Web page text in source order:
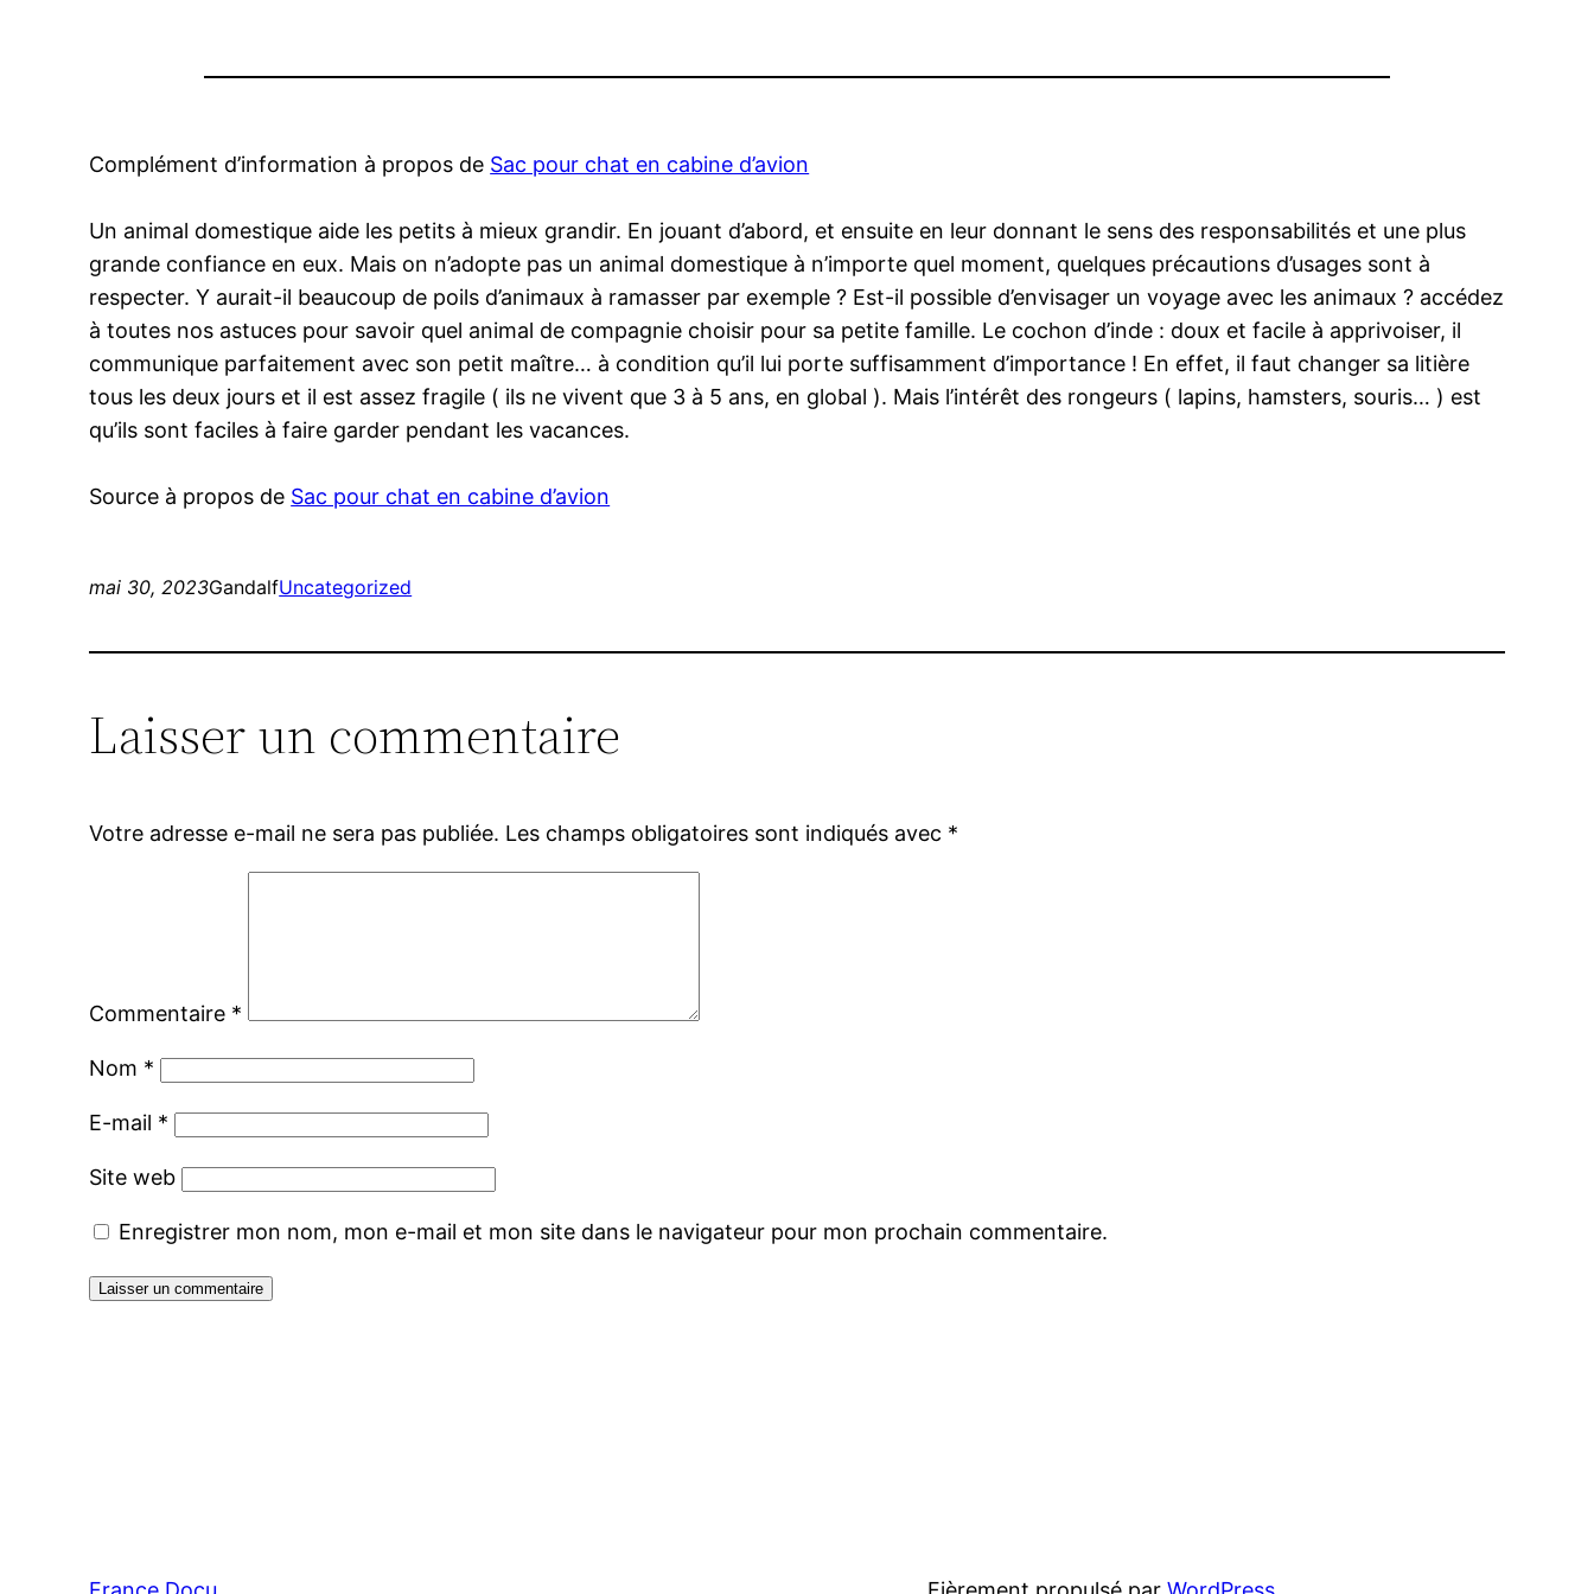
Complément d’information à propos de Sac pour chat en cabine d’avion
Un animal domestique aide les petits à mieux grandir. En jouant d’abord, et ensuite en leur donnant le sens des responsabilités et une plus
grande confiance en eux. Mais on n’adopte pas un animal domestique à n’importe quel moment, quelques précautions d’usages sont à
respecter. Y aurait-il beaucoup de poils d’animaux à ramasser par exemple ? Est-il possible d’envisager un voyage avec les animaux ? accédez
à toutes nos astuces pour savoir quel animal de compagnie choisir pour sa petite famille. Le cochon d’inde : doux et facile à apprivoiser, il
communique parfaitement avec son petit maître… à condition qu’il lui porte suffisamment d’importance ! En effet, il faut changer sa litière
tous les deux jours et il est assez fragile ( ils ne vivent que 3 à 5 ans, en global ). Mais l’intérêt des rongeurs ( lapins, hamsters, souris… ) est
qu’ils sont faciles à faire garder pendant les vacances.
Source à propos de Sac pour chat en cabine d’avion
mai 30, 2023GandalfUncategorized
Laisser un commentaire
Votre adresse e-mail ne sera pas publiée. Les champs obligatoires sont indiqués avec *
Commentaire *
Nom *
E-mail *
Site web
Enregistrer mon nom, mon e-mail et mon site dans le navigateur pour mon prochain commentaire.